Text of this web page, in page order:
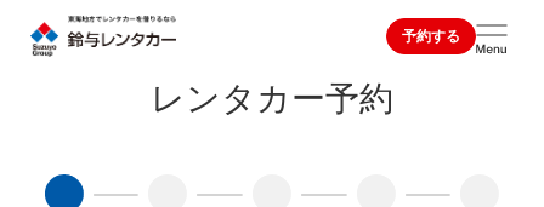
予約する
レンタカー予約